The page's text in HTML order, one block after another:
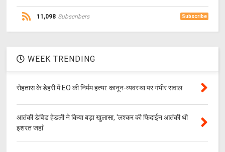
11,098 Subscribers Subscribe
WEEK TRENDING
रोहतास के डेहरी में EO की निर्मम हत्या: कानून-व्यवस्था पर गंभीर सवाल
आतंकी डेविड हेडली ने किया बड़ा खुलासा, 'लश्‍कर की फिदाईन आतंकी थी
इशरत जहां'